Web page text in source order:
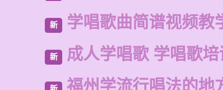
新 学唱歌曲简谱视频教
新 成人学唱歌 学唱歌培
福州学流行唱法的地